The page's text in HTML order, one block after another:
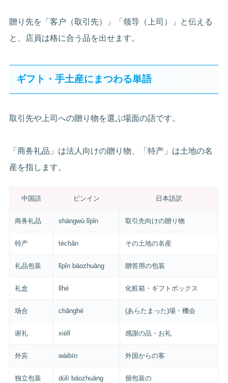
贈り先を「客户（取引先）」「领导（上司）」と伝える
と、店員は格に合う品を出せます。
ギフト・手土産にまつわる単語
取引先や上司への贈り物を選ぶ場面の語です。
「商务礼品」は法人向けの贈り物、「特产」は土地の名
産を指します。
中国語 ピンイン 日本語訳
商务礼品 shāngwù lǐpǐn 取引先向けの贈り物
特产 tèchǎn その土地の名産
礼品包装 lǐpǐn bāozhuāng 贈答用の包装
礼盒 lǐhé 化粧箱・ギフトボックス
场合 chǎnghé (あらたまった)場・機会
谢礼 xièlǐ 感謝の品・お礼
外宾 wàibīn 外国からの客
独立包装 dúlì bāozhuāng 個包装の